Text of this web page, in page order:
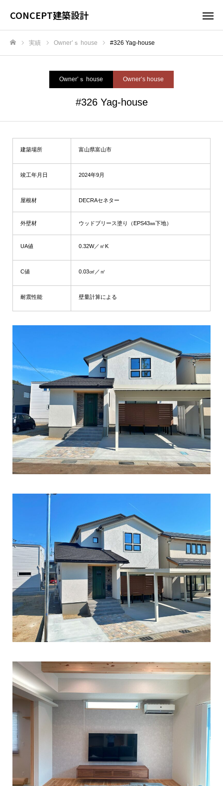
CONCEPT建築設計
実績 Owner’ｓ house #326 Yag-house
Owner’ｓ house Owner’s house
#326 Yag-house
建築場所 富山県富山市
竣工年月日 2024年9月
屋根材 DECRAセネター
外壁材 ウッドブリース塗り（EPS43㎜下地）
UA値 0.32W／㎡K
C値 0.03㎠／㎡
耐震性能 壁量計算による